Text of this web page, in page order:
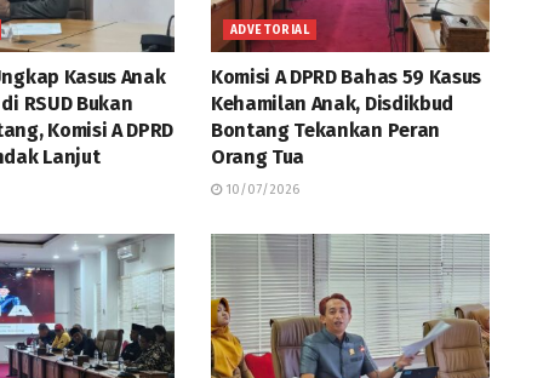
Kasus Anak
RSUD Bukan
Komisi A DPRD
Lanjut
ADVETORIAL
Komisi A DPRD Bahas 59 Kasus
Kehamilan Anak, Disdikbud
Bontang Tekankan Peran
Orang Tua
10/07/2026